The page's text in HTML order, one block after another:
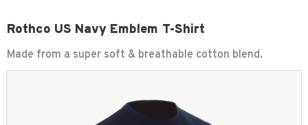
Rothco US Navy Emblem T-Shirt
Made from a super soft & breathable cotton blend.